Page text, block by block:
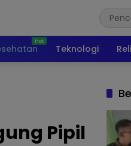
Teknologi
Pipil